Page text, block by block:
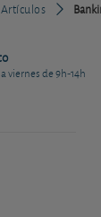
Artículos
viernes de 9h-14h